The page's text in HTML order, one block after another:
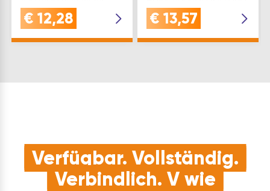
Profile 300 und
400Type 604 W für
€ 12,28
750 mm Type 404 W
für Profile 300 und
€ 13,57
Verfügbar. Vollständig.
Verbindlich. V wie